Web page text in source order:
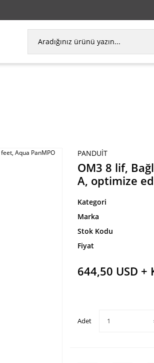
PANDUIT
OM3 8 lif,
A, optimize
Kategori
Marka
Stok Kodu
Fiyat
644,50 USD +
Adet